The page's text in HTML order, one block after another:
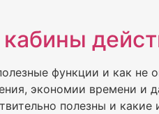
функции и как
экономии времени и
полезны и